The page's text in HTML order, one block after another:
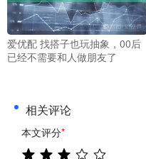
爱优配 找搭子也玩抽象，00后
已经不需要和人做朋友了
相关评论
本文评分*